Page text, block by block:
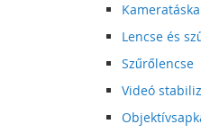
Kameratáska
Lencse és
Szűrőlencse
Videó